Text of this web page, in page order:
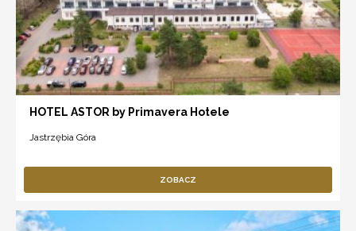
HOTEL ASTOR by Primavera Hotele
Jastrzębia Góra
ZOBACZ